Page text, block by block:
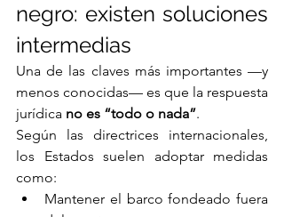
negro: existen soluciones
intermedias
Una de las claves más importantes —y
menos conocidas— es que la respuesta
jurídica no es “todo o nada”.
Según las directrices internacionales,
los Estados suelen adoptar medidas
como:
Mantener el barco fondeado fuera